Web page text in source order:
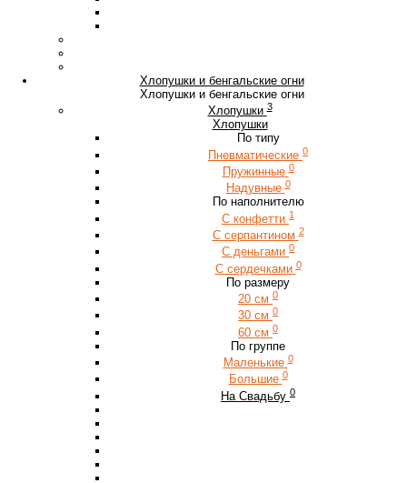
Хлопушки и бенгальские огни
Хлопушки и бенгальские огни
Хлопушки 3
Хлопушки
По типу
Пневматические 0
Пружинные 0
Надувные 0
По наполнителю
С конфетти 1
С серпантином 2
С деньгами 0
С сердечками 0
По размеру
20 см 0
30 см 0
60 см 0
По группе
Маленькие 0
Большие 0
На Свадьбу 0